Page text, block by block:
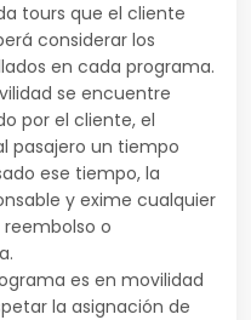
tours que el cliente
considerar los
en cada programa.
se encuentre
por el cliente, el
pasajero un tiempo
ese tiempo, la
y exime cualquier
o
es en movilidad
la asignación de